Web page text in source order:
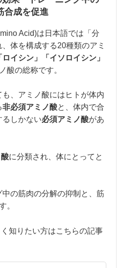
合成を促進
Acid)は日本語では「分
体を構成する20種類のアミ
ロイシン」「イソロイシン」
酸の総称です。
、アミノ酸にはヒトが体内
非必須アミノ酸と、体内で合
るしかない必須アミノ酸があ
に分類され、体にとってと
の筋肉の分解の抑制と、筋
。
知りたい方はこちらの記事